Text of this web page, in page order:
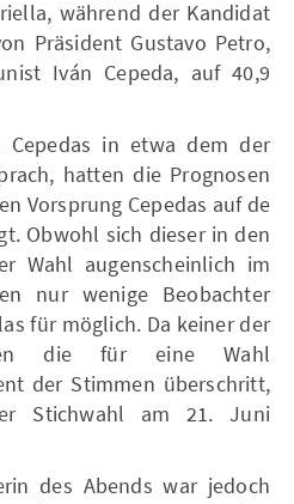
während der Kandidat
Präsident Gustavo Petro,
Iván Cepeda, auf 40,9
Cepedas in etwa dem der
hatten die Prognosen
Vorsprung Cepedas auf de
Obwohl sich dieser in den
Wahl augenscheinlich im
nur wenige Beobachter
für möglich. Da keiner der
die für eine Wahl
der Stimmen überschritt,
Stichwahl am 21. Juni
des Abends war jedoch